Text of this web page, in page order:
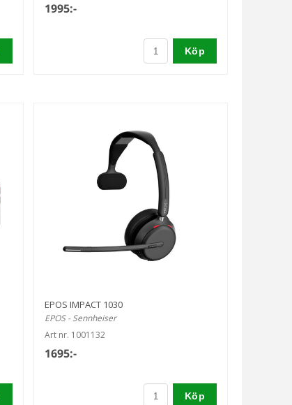
1995:-
Köp
EPOS IMPACT 1030
EPOS - Sennheiser
Art nr. 1001132
1695:-
Köp